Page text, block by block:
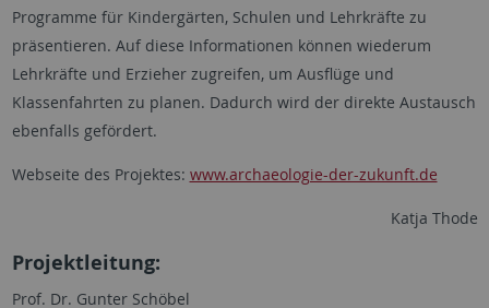
Programme für Kindergärten, Schulen und Lehrkräfte zu
präsentieren. Auf diese Informationen können wiederum
Lehrkräfte und Erzieher zugreifen, um Ausflüge und
Klassenfahrten zu planen. Dadurch wird der direkte Austausch
ebenfalls gefördert.
Webseite des Projektes: www.archaeologie-der-zukunft.de
Katja Thode
Projektleitung:
Prof. Dr. Gunter Schöbel